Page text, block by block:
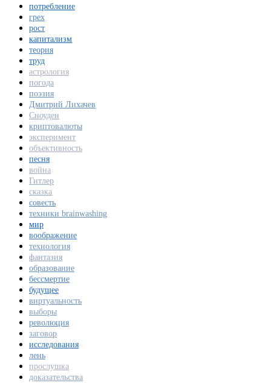
потреблениe
грех
рост
капитализм
теория
труд
астрология
погода
поэзия
Дмитрий Лихачев
Сноуден
криптовалюты
эксперимент
объективность
песня
война
Гитлер
сказка
совесть
техники brainwashing
мир
воображение
технология
фантазия
образование
бессмертие
будущее
виртуальность
выборы
революция
заговор
исследования
лень
прослушка
доказательства